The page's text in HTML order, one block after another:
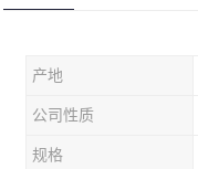
产地
公司性质
规格